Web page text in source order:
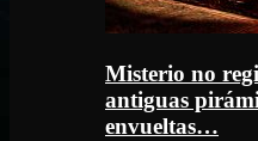
Misterio no
antiguas
envueltas…